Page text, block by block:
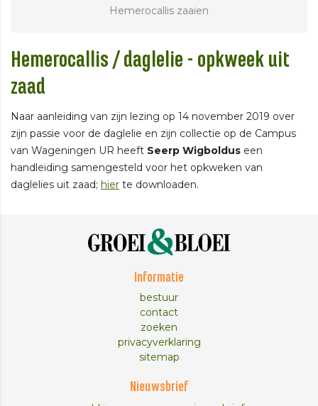
Hemerocallis zaaien
Hemerocallis / daglelie - opkweek uit
zaad
Naar aanleiding van zijn lezing op 14 november 2019 over
zijn passie voor de daglelie en zijn collectie op de Campus
van Wageningen UR heeft Seerp Wigboldus een
handleiding samengesteld voor het opkweken van
daglelies uit zaad; hier te downloaden.
Informatie
bestuur
contact
zoeken
privacyverklaring
sitemap
Nieuwsbrief